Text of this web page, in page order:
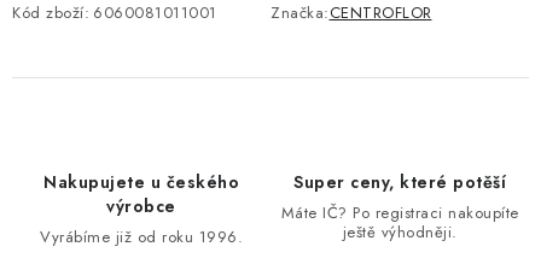
Kód zboží: 6060081011001 Značka:CENTROFLOR
Nakupujete u českého
výrobce
Vyrábíme již od roku 1996.
Super ceny, které potěší
Máte IČ? Po registraci nakoupíte
ještě výhodněji.